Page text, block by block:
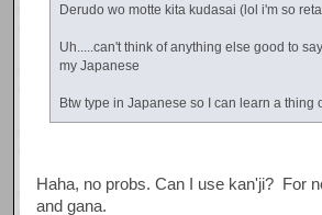
Derudo wo motte kita kudasai (lol i'm so
Uh.....can't think of anything else good to
my Japanese
Btw type in Japanese so I can learn a thing
Haha, no probs. Can I use kan'ji? For
and gana.